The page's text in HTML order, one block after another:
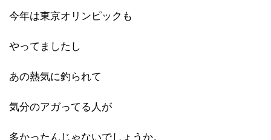
今年は東京オリンピックも
やってましたし
あの熱気に釣られて
気分のアガってる人が
多かったんじゃないでしょうか。